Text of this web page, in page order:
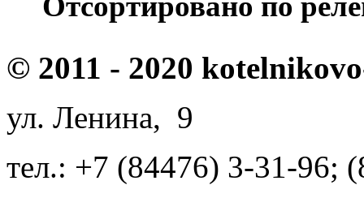
© 2011 - 2020
ул. Ленина, 9
тел.: +7 (84476) 3-31-96;